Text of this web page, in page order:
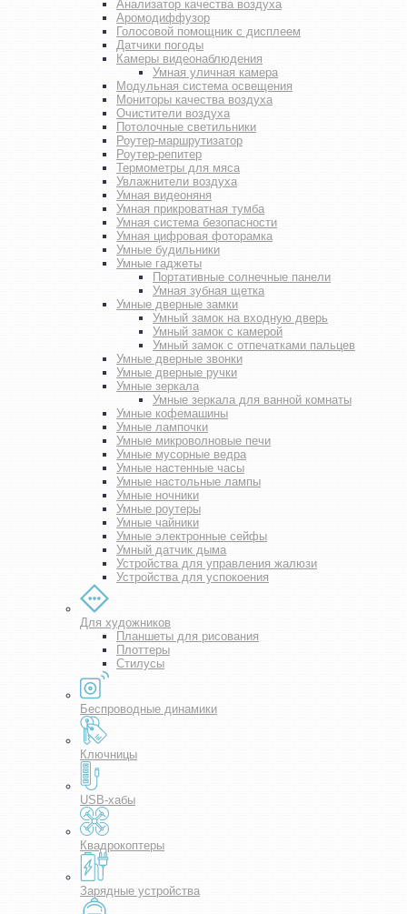
Анализатор качества воздуха
Аромодиффузор
Голосовой помощник с дисплеем
Датчики погоды
Камеры видеонаблюдения
Умная уличная камера
Модульная система освещения
Мониторы качества воздуха
Очистители воздуха
Потолочные светильники
Роутер-маршрутизатор
Роутер-репитер
Термометры для мяса
Увлажнители воздуха
Умная видеоняня
Умная прикроватная тумба
Умная система безопасности
Умная цифровая фоторамка
Умные будильники
Умные гаджеты
Портативные солнечные панели
Умная зубная щетка
Умные дверные замки
Умный замок на входную дверь
Умный замок с камерой
Умный замок с отпечатками пальцев
Умные дверные звонки
Умные дверные ручки
Умные зеркала
Умные зеркала для ванной комнаты
Умные кофемашины
Умные лампочки
Умные микроволновые печи
Умные мусорные ведра
Умные настенные часы
Умные настольные лампы
Умные ночники
Умные роутеры
Умные чайники
Умные электронные сейфы
Умный датчик дыма
Устройства для управления жалюзи
Устройства для успокоения
Для художников
Планшеты для рисования
Плоттеры
Стилусы
Беспроводные динамики
Ключницы
USB-хабы
Квадрокоптеры
Зарядные устройства